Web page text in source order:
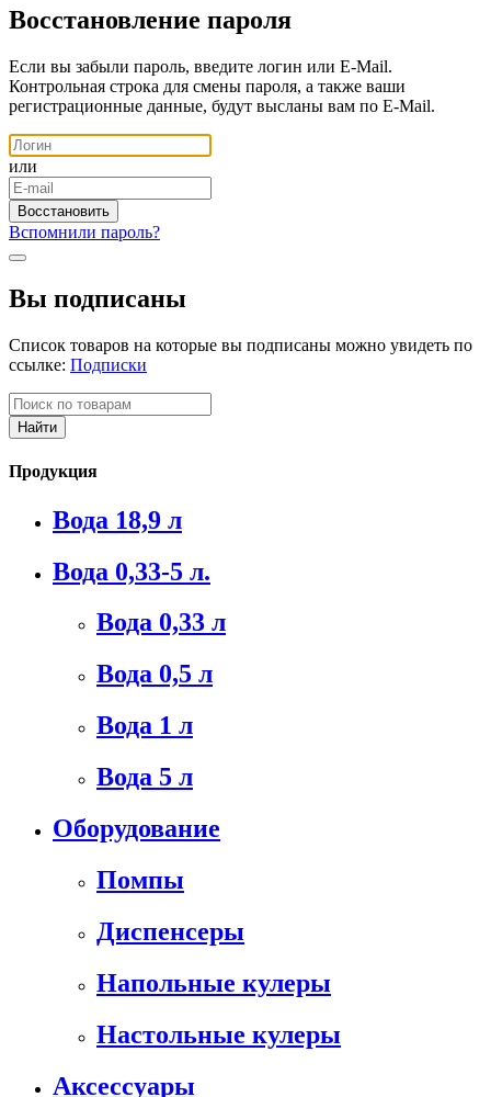
Восстановление пароля
Если вы забыли пароль, введите логин или E-Mail.
Контрольная строка для смены пароля, а также ваши
регистрационные данные, будут высланы вам по E-Mail.
или
Вспомнили пароль?
Вы подписаны
Список товаров на которые вы подписаны можно увидеть по
ссылке: Подписки
Продукция
Вода 18,9 л
Вода 0,33-5 л.
Вода 0,33 л
Вода 0,5 л
Вода 1 л
Вода 5 л
Оборудование
Помпы
Диспенсеры
Напольные кулеры
Настольные кулеры
Аксессуары